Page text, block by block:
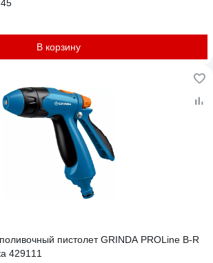
В корзину
пистолет GRINDA PROLine B-R
429111